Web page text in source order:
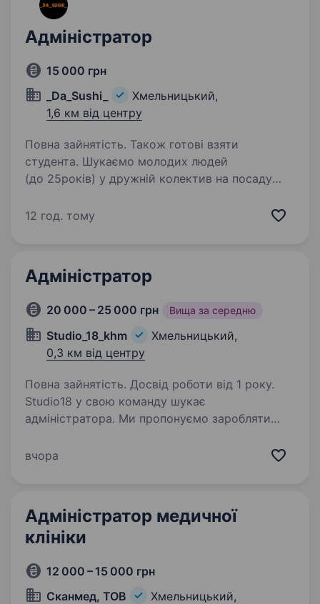
Адміністратор
15 000 грн
_Da_Sushi_
Хмельницький,
1,6 км від центру
Повна зайнятість. Також готові взяти
студента. Шукаємо молодих людей
(до 25років) у дружній колектив на посаду
роботи: місто Хмельницький, вул., Зарічанська
12 год. тому
Адміністратор
20 000 – 25 000 грн Вища за середню
Studio_18_khm
Хмельницький,
0,3 км від центру
Повна зайнятість. Досвід роботи від 1 року.
Studio18 у свою команду шукає
адміністратора. Ми пропонуємо заробляти
міста, у молодому та дружньому колективі.
вчора
Адміністратор медичної
клініки
12 000 – 15 000 грн
Сканмед, ТОВ
Хмельницький,